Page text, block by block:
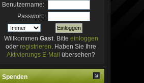
Benutzername:
Passwort:
Willkommen Gast. Bitte einloggen
oder registrieren . Haben Sie Ihre
Aktivierungs E-Mail übersehen?
Spenden